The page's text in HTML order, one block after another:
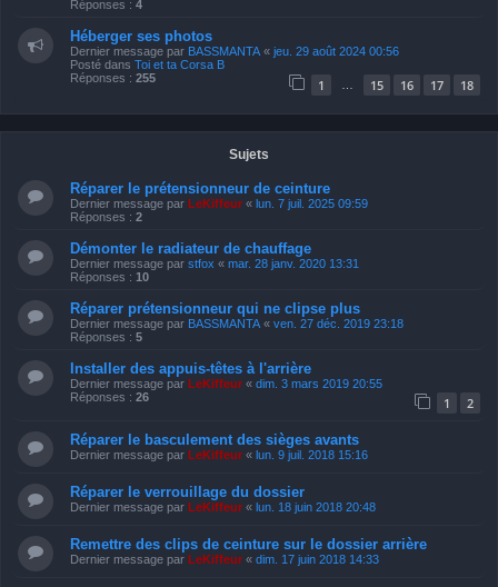
Réponses : 4
Héberger ses photos
Dernier message par BASSMANTA « jeu. 29 août 2024 00:56
Posté dans Toi et ta Corsa B
Réponses : 255 1 15 16 17 18
Sujets
Réparer le prétensionneur de ceinture
Dernier message par LeKiffeur « lun. 7 juil. 2025 09:59
Réponses : 2
Démonter le radiateur de chauffage
Dernier message par stfox « mar. 28 janv. 2020 13:31
Réponses : 10
Réparer prétensionneur qui ne clipse plus
Dernier message par BASSMANTA « ven. 27 déc. 2019 23:18
Réponses : 5
Installer des appuis-têtes à l'arrière
Dernier message par LeKiffeur « dim. 3 mars 2019 20:55
Réponses : 26 1 2
Réparer le basculement des sièges avants
Dernier message par LeKiffeur « lun. 9 juil. 2018 15:16
Réparer le verrouillage du dossier
Dernier message par LeKiffeur « lun. 18 juin 2018 20:48
Remettre des clips de ceinture sur le dossier arrière
Dernier message par LeKiffeur « dim. 17 juin 2018 14:33